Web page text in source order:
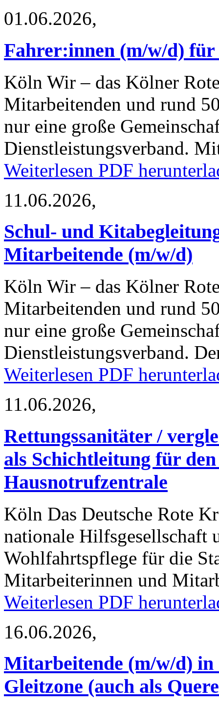
01.06.2026,
Fahrer:innen (m/w/d) für
Köln Wir – das Kölner
Mitarbeitenden und rund
nur eine große
Dienstleistungsverband.
Weiterlesen PDF
11.06.2026,
Schul- und
Mitarbeitende (m/w/d)
Köln Wir – das Kölner
Mitarbeitenden und rund
nur eine große
Dienstleistungsverband.
Weiterlesen PDF
11.06.2026,
Rettungssanitäter /
als Schichtleitung für
Hausnotrufzentrale
Köln Das Deutsche Rote
nationale Hilfsgesellschaft
Wohlfahrtspflege für die
Mitarbeiterinnen und
Weiterlesen PDF
16.06.2026,
Mitarbeitende (m/w/d)
Gleitzone (auch als